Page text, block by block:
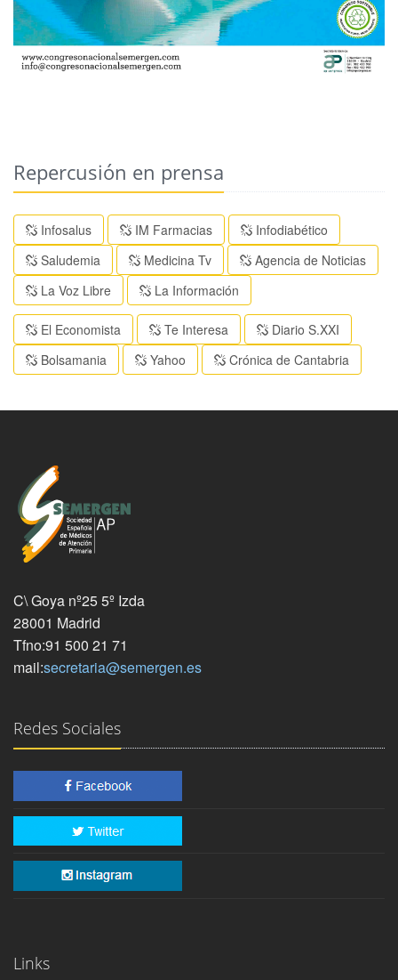
Repercusión en prensa
Infosalus IM Farmacias
Infodiabético
Saludemia
Medicina Tv
Agencia de Noticias
La Voz Libre
La Información
El Economista Te Interesa
Diario S.XXI
Bolsamania
Yahoo Crónica de Cantabria
C\ Goya nº25 5º Izda
28001 Madrid
Tfno:91 500 21 71
mail:secretaria@semergen.es
Redes Sociales
Links